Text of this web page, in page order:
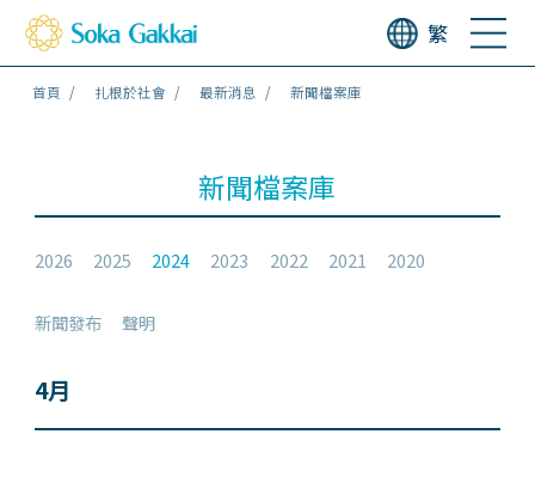
繁
首頁 扎根於社會 最新消息 新聞檔案庫
新聞檔案庫
2026 2025 2024 2023 2022 2021 2020
新聞發布 聲明
4月